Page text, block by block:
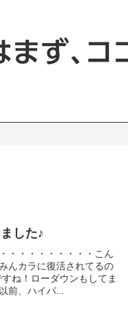
した♪
・・・・・・・・・こん
んカラに復活されてるの
ね！ローダウンもしてま
前、ハイパ...